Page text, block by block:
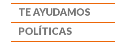
TE AYUDAMOS
POLÍTICAS